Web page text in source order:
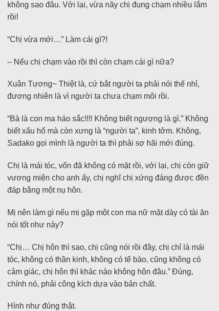
không sao đâu. Với lại, vừa nãy chị đụng chạm nhiều lắm
rồi!
“Chị vừa mới…” Làm cái gì?!
– Nếu chị chạm vào rồi thì còn chạm cái gì nữa?
Xuân Tương~ Thiệt là, cứ bắt người ta phải nói thế nhỉ,
đương nhiên là vì người ta chưa chạm môi rồi.
“Bà là con ma háo sắc!!!! Không biết ngượng là gì.” Không
biết xấu hổ mà còn xưng là “người ta”, kinh tởm. Không,
Sadako gọi mình là người ta thì phải sợ hãi mới đúng.
Chị là mái tóc, vốn đã không có mặt rồi, với lại, chị còn giữ
vương miện cho anh ấy, chị nghĩ chị xứng đáng được đền
đáp bằng một nụ hôn.
Mị nên làm gì nếu mị gặp một con ma nữ mặt dày có tài ăn
nói tốt như này?
“Chị… Chị hôn thì sao, chị cũng nói rồi đây, chị chỉ là mái
tóc, không có thần kinh, không có tế bào, cũng không có
cảm giác, chị hôn thì khác nào không hôn đâu.” Đúng,
chính nó, phải công kích dựa vào bản chất.
Hình như đúng thật.